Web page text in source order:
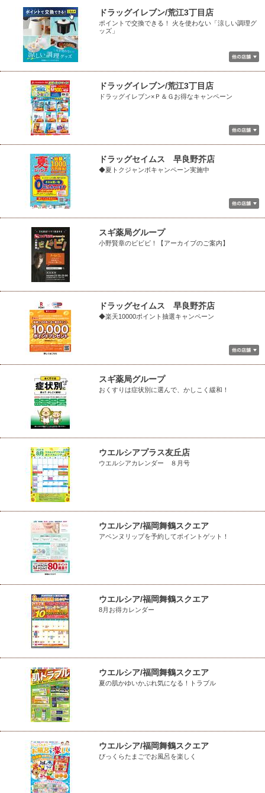
ドラッグイレブン/荒江3丁目店
ポイントで交換できる！ 火を使わない「涼しい調理グ
ッズ」
ドラッグイレブン/荒江3丁目店
ドラッグイレブン×Ｐ＆Ｇお得なキャンペーン
ドラッグセイムス 早良野芥店
◆夏トクジャンボキャンペーン実施中
スギ薬局グループ
小野賢章のビビビ！【アーカイブのご案内】
ドラッグセイムス 早良野芥店
◆楽天10000ポイント抽選キャンペーン
スギ薬局グループ
おくすりは症状別に選んで、かしこく緩和！
ウエルシアプラス友丘店
ウエルシアカレンダー ８月号
ウエルシア/福岡舞鶴スクエア
アベンヌリップを予約してポイントゲット！
ウエルシア/福岡舞鶴スクエア
8月お得カレンダー
ウエルシア/福岡舞鶴スクエア
夏の肌かゆいかぶれ気になる！トラブル
ウエルシア/福岡舞鶴スクエア
びっくらたまごでお風呂を楽しく